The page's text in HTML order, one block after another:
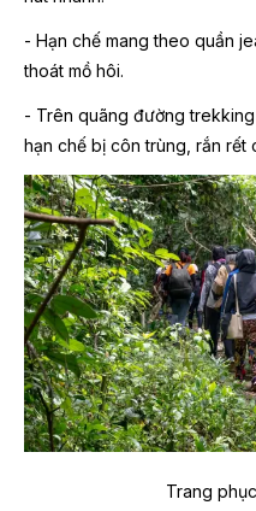
- Hạn chế mang theo quần
thoát mồ hôi.
- Trên quãng đường
hạn chế bị côn trùng, rắn
Trang